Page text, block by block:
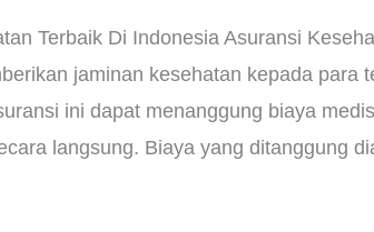
Terbaik Di Indonesia Asuransi
jaminan kesehatan kepada para
ini dapat menanggung biaya
langsung. Biaya yang ditanggung